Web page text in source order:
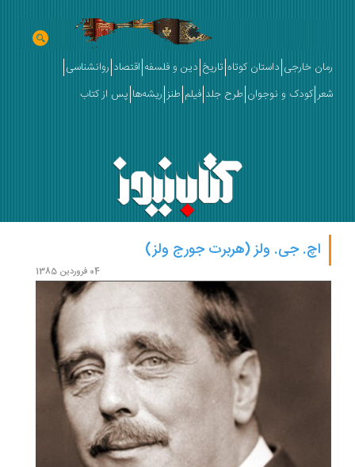
رمان خارجی داستان کوتاه تاریخ دین و فلسفه اقتصاد روانشناسی
شعر کودک و نوجوان طرح جلد فیلم طنز ریشه‌ها پس از کتاب
اچ. جی. ولز (هربرت جورج ولز)
04 فروردین 1385